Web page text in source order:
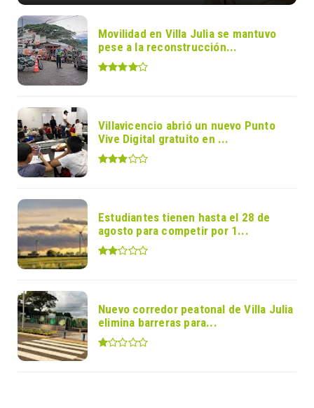
Movilidad en Villa Julia se mantuvo
pese a la reconstrucción...
Villavicencio abrió un nuevo Punto
Vive Digital gratuito en ...
Estudiantes tienen hasta el 28 de
agosto para competir por 1...
Nuevo corredor peatonal de Villa Julia
elimina barreras para...